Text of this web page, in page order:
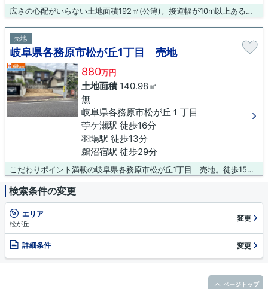
広さの心配がいらない土地面積192㎡(公簿)。接道幅が10m以上あると利便性が高いです。コチラは売地の情報となっています。土地購入をお考えの方は是非。名鉄各務原線羽場周辺は住環境も整っており、不動産購入にお薦めです。各務原市エリアの不動産情報は、当社にぜひお問い合わせください。ご連絡お待ちしております。
売地
岐阜県各務原市松が丘1丁目 売地
880万円
土地面積140.98㎡
無
岐阜県各務原市松が丘１丁目
苧ケ瀬駅 徒歩16分
羽場駅 徒歩13分
鵜沼宿駅 徒歩29分
こだわりポイント満載の岐阜県各務原市松が丘1丁目 売地。徒歩15分の場所に各務原市立八木山小学校があります。土地購入をお考えの方におすすめなのがこちらの売地。高台に位置しています。吉村不動産販売株式会社で楽しく土地探しをしませんか。豊富な情報を揃え、優秀なスタッフがお待ちしております。連絡先は0120-431-330、info@yoshimurafudousan.comです。
検索条件の変更
エリア
松が丘
変更
詳細条件 変更
ページトップ